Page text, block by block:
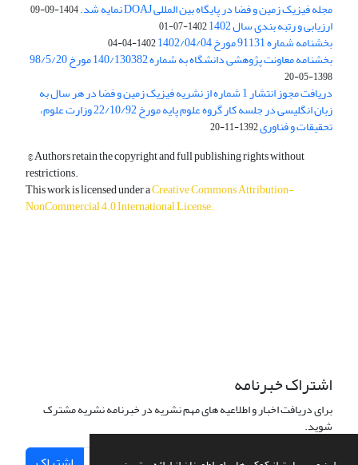
مجله فیزیک زمین و فضا در پایگاه بین المللی DOAJ نمایه شد. 1404-09-09
ارزیابی و رتبه بندی سال 1402 1402-07-01
بخشنامه شماره 91131 مورخ 1402/04/04 1402-04-04
بخشنامه معاونت پژوهشی دانشگاه به شماره 140/130382 مورخ 98/5/20
1398-05-20
دریافت مجوز انتشار 1 شماره از نشریه فیزیک زمین و فضا در هر سال به
زبان انگلیسی در جلسه کار گروه علوم پایه مورخ 22/10/92 وزارت علوم،
تحقیقات و فناوری1392-11-20
© Authors retain the copyright and full publishing rights without
restrictions.
This work is licensed under aCreative Commons Attribution-
NonCommercial 4.0 International License.
اشتراک خبرنامه
برای دریافت اخبار و اطلاعیه های مهم نشریه در خبرنامه نشریه مشترک
شوید.